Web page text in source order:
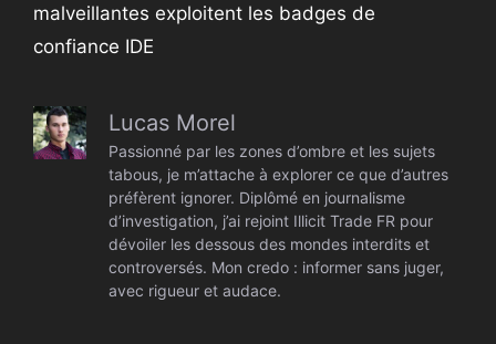
malveillantes exploitent les badges de
confiance IDE
Lucas Morel
Passionné par les zones d’ombre et les sujets
tabous, je m’attache à explorer ce que d’autres
préfèrent ignorer. Diplômé en journalisme
d’investigation, j’ai rejoint Illicit Trade FR pour
dévoiler les dessous des mondes interdits et
controversés. Mon credo : informer sans juger,
avec rigueur et audace.